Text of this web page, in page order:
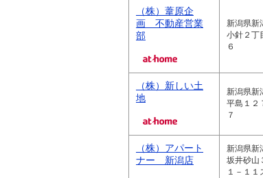
（株）葦原企
画 不動産営業
部
新潟県新
小針２丁
６
（株）新しい土
地
新潟県新
平島１２
７
（株）アパート
ナー 新潟店
新潟県新
坂井砂山
１－１１